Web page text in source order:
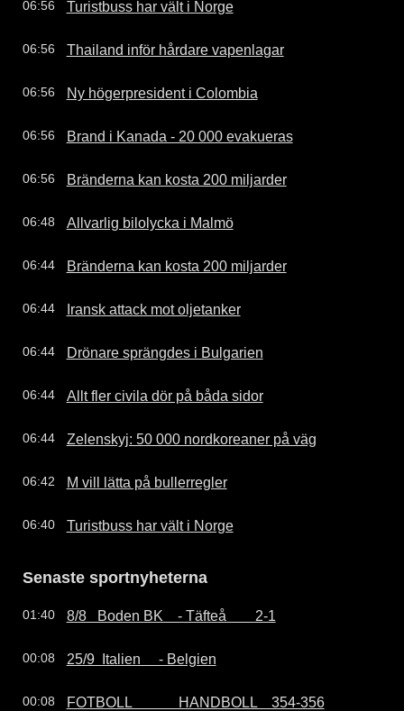
06:56 Turistbuss har vält i Norge
06:56 Thailand inför hårdare vapenlagar
06:56 Ny högerpresident i Colombia
06:56 Brand i Kanada - 20 000 evakueras
06:56 Bränderna kan kosta 200 miljarder
06:48 Allvarlig bilolycka i Malmö
06:44 Bränderna kan kosta 200 miljarder
06:44 Iransk attack mot oljetanker
06:44 Drönare sprängdes i Bulgarien
06:44 Allt fler civila dör på båda sidor
06:44 Zelenskyj: 50 000 nordkoreaner på väg
06:42 M vill lätta på bullerregler
06:40 Turistbuss har vält i Norge
Senaste sportnyheterna
01:40 8/8   Boden BK    - Täfteå        2-1
00:08 25/9  Italien     - Belgien
00:08 FOTBOLL             HANDBOLL    354-356